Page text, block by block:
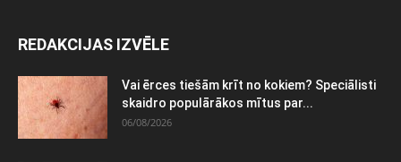
REDAKCIJAS IZVĒLE
Vai ērces tiešām krīt no kokiem? Speciālisti
skaidro populārākos mītus par...
06/08/2026